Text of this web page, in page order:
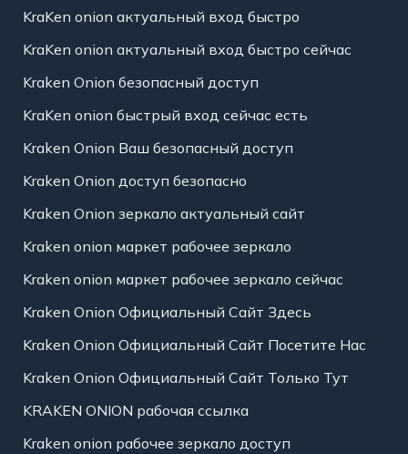
KraKen onion актуальный вход быстро
KraKen onion актуальный вход быстро сейчас
Kraken Onion безопасный доступ
KraKen onion быстрый вход сейчас есть
Kraken Onion Ваш безопасный доступ
Kraken Onion доступ безопасно
Kraken Onion зеркало актуальный сайт
Kraken onion маркет рабочее зеркало
Kraken onion маркет рабочее зеркало сейчас
Kraken Onion Официальный Сайт Здесь
Kraken Onion Официальный Сайт Посетите Нас
Kraken Onion Официальный Сайт Только Тут
KRAKEN ONION рабочая ссылка
Kraken onion рабочее зеркало доступ